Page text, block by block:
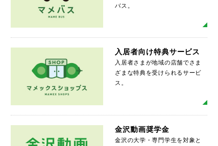
バス。
入居者向け特典サービス
入居者さまが地域の店舗でさま
ざまな特典を受けられるサービ
ス。
金沢動画奨学金
金沢の大学・専門学生を対象と